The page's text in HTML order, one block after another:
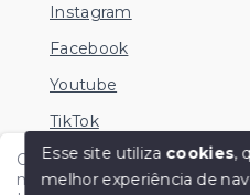
Olá me chamo Kamila e
momento para esclarecer
Instagram
Facebook
Youtube
TikTok
Esse site utiliza cookies,
melhor experiência de